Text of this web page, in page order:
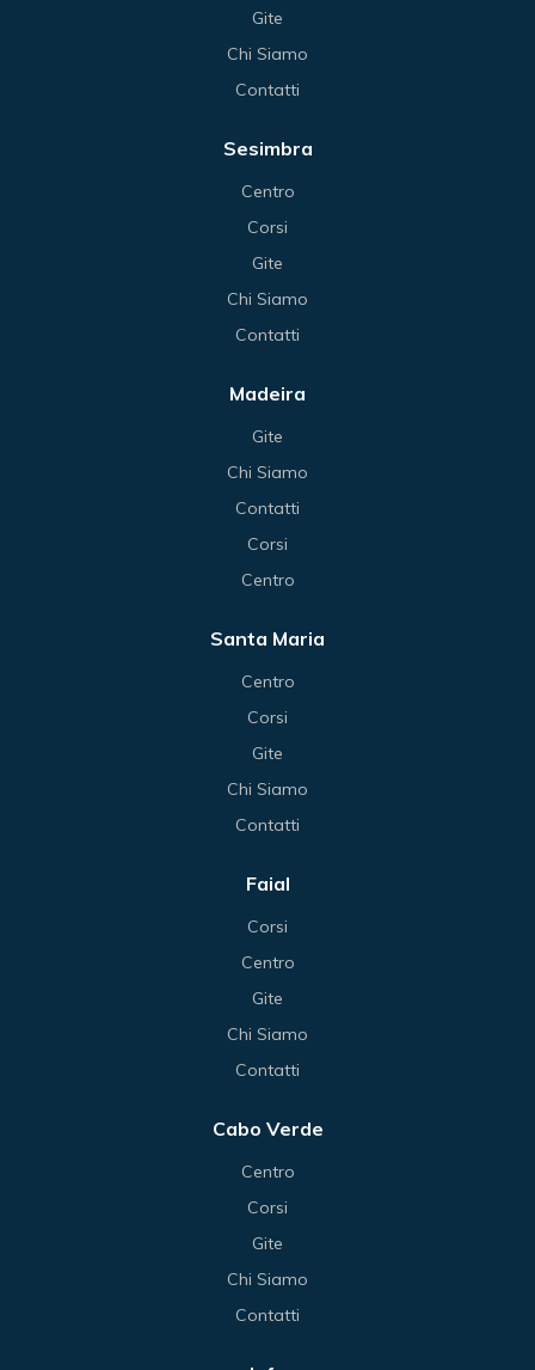
Gite
Chi Siamo
Contatti
Sesimbra
Centro
Corsi
Gite
Chi Siamo
Contatti
Madeira
Gite
Chi Siamo
Contatti
Corsi
Centro
Santa Maria
Centro
Corsi
Gite
Chi Siamo
Contatti
Faial
Corsi
Centro
Gite
Chi Siamo
Contatti
Cabo Verde
Centro
Corsi
Gite
Chi Siamo
Contatti